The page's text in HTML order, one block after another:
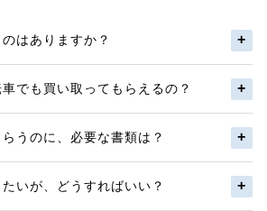
はありますか？
でも買い取ってもらえるの？
うのに、必要な書類は？
いが、どうすればいい？